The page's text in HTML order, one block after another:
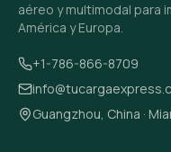
aéreo y multimodal para
América y Europa.
+1-786-866-8709
Guangzhou, China ·